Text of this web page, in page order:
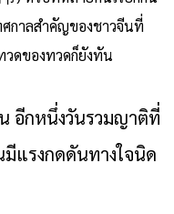
กาลสำคัญของชาวจีนที่
วดของทวดก็ยังทัน
อีกหนึ่งวันรวมญาติที่
มีแรงกดดันทางใจนิด